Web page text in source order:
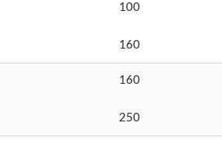
100
160
160
250